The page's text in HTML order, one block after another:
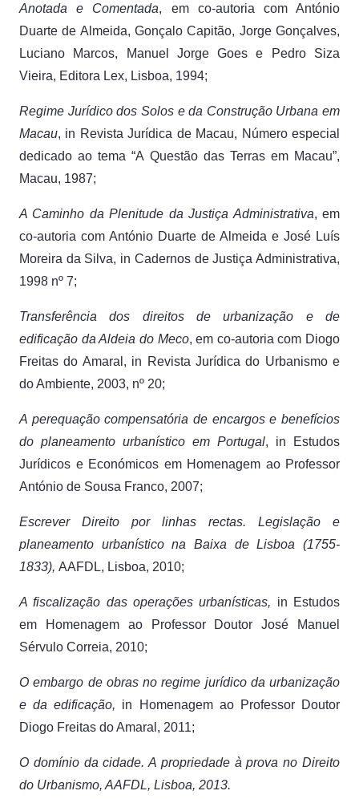
Anotada e Comentada, em co-autoria com António
Duarte de Almeida, Gonçalo Capitão, Jorge Gonçalves,
Luciano Marcos, Manuel Jorge Goes e Pedro Siza
Vieira, Editora Lex, Lisboa, 1994;
Regime Jurídico dos Solos e da Construção Urbana em
Macau, in Revista Jurídica de Macau, Número especial
dedicado ao tema “A Questão das Terras em Macau”,
Macau, 1987;
A Caminho da Plenitude da Justiça Administrativa, em
co-autoria com António Duarte de Almeida e José Luís
Moreira da Silva, in Cadernos de Justiça Administrativa,
1998 nº 7;
Transferência dos direitos de urbanização e de
edificação da Aldeia do Meco, em co-autoria com Diogo
Freitas do Amaral, in Revista Jurídica do Urbanismo e
do Ambiente, 2003, nº 20;
A perequação compensatória de encargos e benefícios
do planeamento urbanístico em Portugal, in Estudos
Jurídicos e Económicos em Homenagem ao Professor
António de Sousa Franco, 2007;
Escrever Direito por linhas rectas. Legislação e
planeamento urbanístico na Baixa de Lisboa (1755-
1833), AAFDL, Lisboa, 2010;
A fiscalização das operações urbanísticas, in Estudos
em Homenagem ao Professor Doutor José Manuel
Sérvulo Correia, 2010;
O embargo de obras no regime jurídico da urbanização
e da edificação, in Homenagem ao Professor Doutor
Diogo Freitas do Amaral, 2011;
O domínio da cidade. A propriedade à prova no Direito
do Urbanismo, AAFDL, Lisboa, 2013.